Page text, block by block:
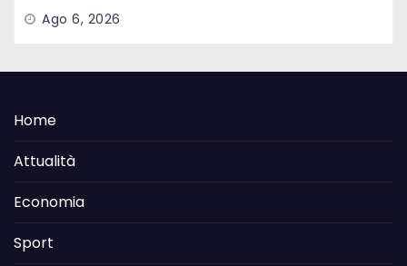
Ago 6, 2026
Home
Attualità
Economia
Sport